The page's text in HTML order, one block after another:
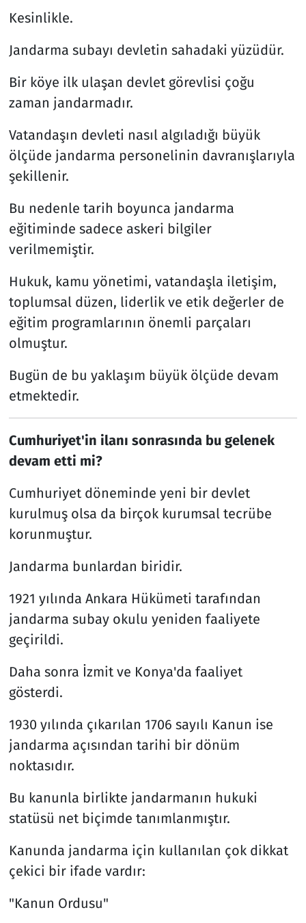
Kesinlikle.
Jandarma subayı devletin sahadaki yüzüdür.
Bir köye ilk ulaşan devlet görevlisi çoğu
zaman jandarmadır.
Vatandaşın devleti nasıl algıladığı büyük
ölçüde jandarma personelinin davranışlarıyla
şekillenir.
Bu nedenle tarih boyunca jandarma
eğitiminde sadece askeri bilgiler
verilmemiştir.
Hukuk, kamu yönetimi, vatandaşla iletişim,
toplumsal düzen, liderlik ve etik değerler de
eğitim programlarının önemli parçaları
olmuştur.
Bugün de bu yaklaşım büyük ölçüde devam
etmektedir.
Cumhuriyet'in ilanı sonrasında bu gelenek
devam etti mi?
Cumhuriyet döneminde yeni bir devlet
kurulmuş olsa da birçok kurumsal tecrübe
korunmuştur.
Jandarma bunlardan biridir.
1921 yılında Ankara Hükümeti tarafından
jandarma subay okulu yeniden faaliyete
geçirildi.
Daha sonra İzmit ve Konya'da faaliyet
gösterdi.
1930 yılında çıkarılan 1706 sayılı Kanun ise
jandarma açısından tarihi bir dönüm
noktasıdır.
Bu kanunla birlikte jandarmanın hukuki
statüsü net biçimde tanımlanmıştır.
Kanunda jandarma için kullanılan çok dikkat
çekici bir ifade vardır:
"Kanun Ordusu"